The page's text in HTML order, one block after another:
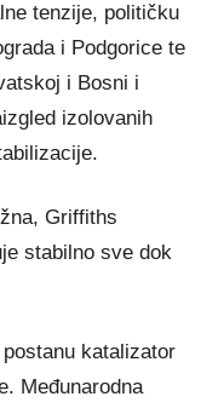
tenzije, političku
i Podgorice te
i Bosni i
izolovanih
Griffiths
stabilno sve dok
katalizator
Međunarodna